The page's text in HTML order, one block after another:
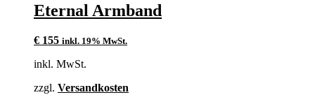
Eternal Armband
€ 155 inkl. 19% MwSt.
inkl. MwSt.
zzgl. Versandkosten